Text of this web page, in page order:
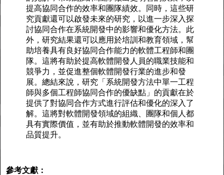
提高協同合作的效率和團隊績效。同時，這些研
究貢獻還可以啟發未來的研究，以進一步深入探
討協同合作在系統開發中的影響和優化方法。此
外，研究結果還可以應用於培訓和教育領域，幫
助培養具有良好協同合作能力的軟體工程師和團
隊。這將有助於提高軟體開發人員的職業技能和
競爭力，並促進整個軟體開發行業的進步和發
展。總結來說，研究「系統開發方法中單一工程
師與多個工程師協同合作的優缺點」的貢獻在於
提供了對協同合作方式進行評估和優化的深入了
解。這將對軟體開發領域的組織、團隊和個人都
具有實際價值，並有助於推動軟體開發的效率和
品質提升。
參考文獻：